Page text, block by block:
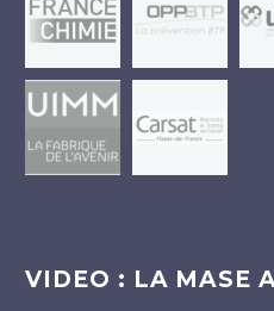
VIDEO : LA MASE